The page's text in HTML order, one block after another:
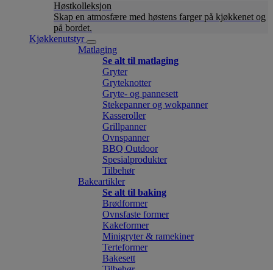
Høstkolleksjon
Skap en atmosfære med høstens farger på kjøkkenet og
på bordet.
Kjøkkenutstyr
Matlaging
Se alt til matlaging
Gryter
Gryteknotter
Gryte- og pannesett
Stekepanner og wokpanner
Kasseroller
Grillpanner
Ovnspanner
BBQ Outdoor
Spesialprodukter
Tilbehør
Bakeartikler
Se alt til baking
Brødformer
Ovnsfaste former
Kakeformer
Minigryter & ramekiner
Terteformer
Bakesett